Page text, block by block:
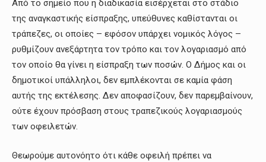
Από το σημείο που η διαδικασία εισέρχεται στο στάδιο
της αναγκαστικής είσπραξης, υπεύθυνες καθίστανται οι
τράπεζες, οι οποίες – εφόσον υπάρχει νομικός λόγος –
ρυθμίζουν ανεξάρτητα τον τρόπο και τον λογαριασμό από
τον οποίο θα γίνει η είσπραξη των ποσών. Ο Δήμος και οι
δημοτικοί υπάλληλοι, δεν εμπλέκονται σε καμία φάση
αυτής της εκτέλεσης. Δεν αποφασίζουν, δεν παρεμβαίνουν,
ούτε έχουν πρόσβαση στους τραπεζικούς λογαριασμούς
των οφειλετών.
Θεωρούμε αυτονόητο ότι κάθε οφειλή πρέπει να